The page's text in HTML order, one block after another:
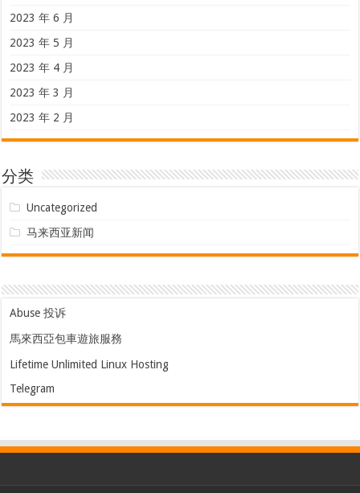
2023 年 6 月
2023 年 5 月
2023 年 4 月
2023 年 3 月
2023 年 2 月
分类
Uncategorized
马来西亚新闻
Abuse 投诉
馬來西亞包車遊旅服務
Lifetime Unlimited Linux Hosting
Telegram